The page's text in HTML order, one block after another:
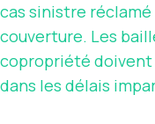
cas sinistre
couverture. Les
copropriété
dans les délais